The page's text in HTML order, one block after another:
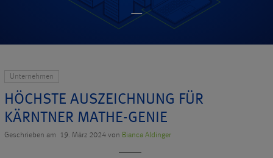
Unternehmen
HÖCHSTE AUSZEICHNUNG FÜR
KÄRNTNER MATHE-GENIE
Geschrieben am 19. März 2024 von Bianca Aldinger